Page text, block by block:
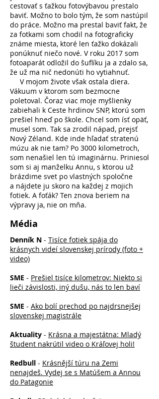
cestovať s ťažkou fotovýbavou prestalo
baviť. Možno to bolo tým, že som nastúpil
do práce. Možno ma prestal baviť fakt, že
za fotkami som chodil na fotograficky
známe miesta, ktoré len ťažko dokázali
ponúknuť niečo nové. V roku 2017 som
fotoaparát odložil do šuflíku ja a zdalo sa,
že už ma nič nedonúti ho vytiahnuť.
V mojom živote však ostala diera.
Vákuum v ktorom som bezmocne
poletoval. Čoraz viac moje myšlienky
zabiehali k Ceste hrdinov SNP, ktorú som
prešiel hneď po škole. Chcel som ísť opäť,
musel som. Tak sa zrodil nápad, prejsť
Nový Zéland. Kde inde hľadať stratenú
múzu ak nie tam? Po 3000 kilometroch,
som nenašiel len tú imaginárnu. Priniesol
som si aj manželku Annu, s ktorou už
brázdime svet po vlastných spoločne
a nájdete ju skoro na každej z mojich
fotiek. A foťák? Ten znova beriem na
výpravy ja, nie on mňa.
Média
Denník N - Tisíce fotiek spája do
krásnych videí slovenskej prírody (foto +
video)
SME - Prešiel tisíce kilometrov: Niekto si
lieči závislosti, iný dušu, nás to len baví
SME - Ako bolí prechod po najdrsnejšej
slovenskej magistrále
Aktuality - Krásna a majestátna: Mladý
študent nakrútil video o Kráľovej holi!
Redbull - Krásnější túru na Zemi
nenajdeš. Vydej se s Matúšem a Annou
do Patagonie